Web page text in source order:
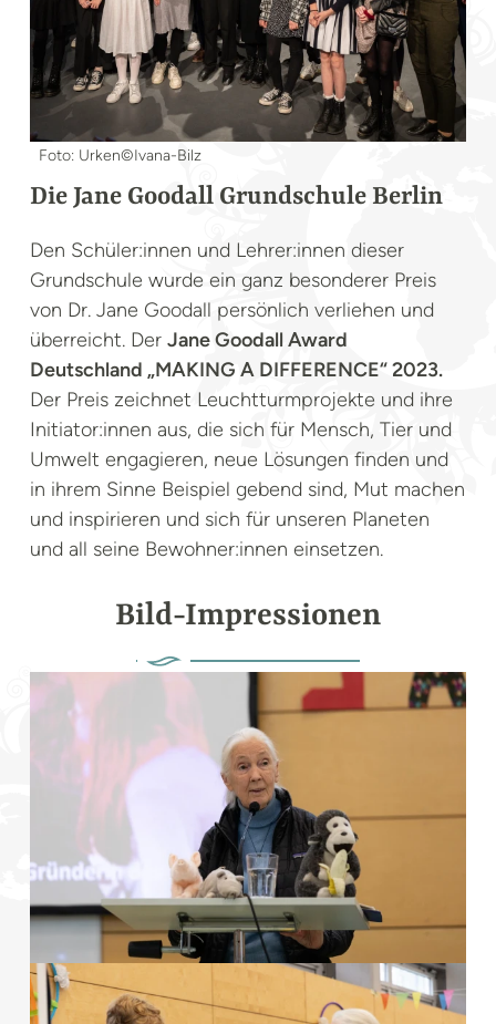
Foto: Urken©Ivana-Bilz
Die Jane Goodall Grundschule Berlin
Den Schüler:innen und Lehrer:innen dieser
Grundschule wurde ein ganz besonderer Preis
von Dr. Jane Goodall persönlich verliehen und
überreicht. Der Jane Goodall Award
Deutschland „MAKING A DIFFERENCE“ 2023.
Der Preis zeichnet Leuchtturmprojekte und ihre
Initiator:innen aus, die sich für Mensch, Tier und
Umwelt engagieren, neue Lösungen finden und
in ihrem Sinne Beispiel gebend sind, Mut machen
und inspirieren und sich für unseren Planeten
und all seine Bewohner:innen einsetzen.
Bild-Impressionen
Foto: © Martin Tervoort